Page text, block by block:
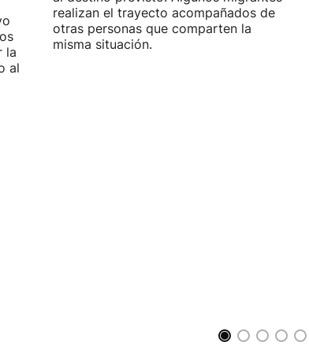
la
al
realizan el trayecto acompañados de
otras personas que comparten la
misma situación.